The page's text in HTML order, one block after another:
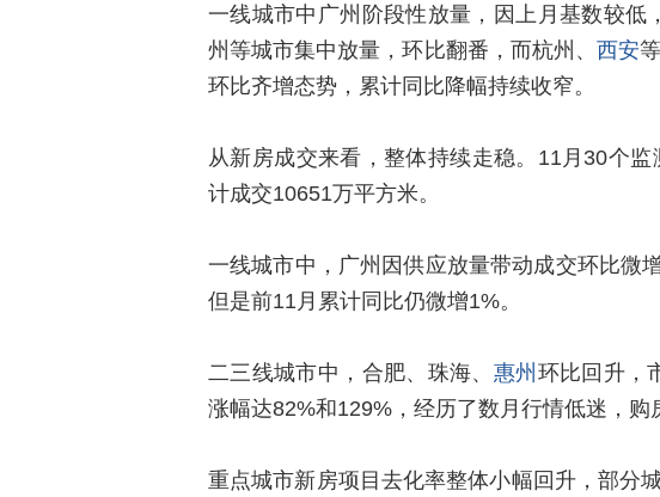
一线城市中广州阶段性放量，因上月基数较低
州等城市集中放量，环比翻番，而杭州、 西安
环比齐增态势，累计同比降幅持续收窄。
从新房成交来看，整体持续走稳。11月30个
计成交10651万平方米。
一线城市中，广州因供应放量带动成交环比微
但是前11月累计同比仍微增1%。
二三线城市中，合肥、珠海、 惠州 环比回升，
涨幅达82%和129%，经历了数月行情低迷，购
重点城市新房项目去化率整体小幅回升，部分